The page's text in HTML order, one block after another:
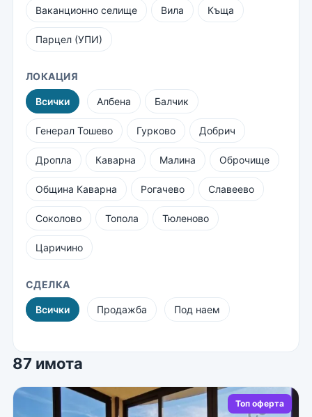
Ваканционно селище Вила Къща
Парцел (УПИ)
ЛОКАЦИЯ
Всички Албена Балчик
Генерал Тошево Гурково Добрич
Дропла Каварна Малина Оброчище
Община Каварна Рогачево Славеево
Соколово Топола Тюленово
Царичино
СДЕЛКА
Всички Продажба Под наем
87 имота
Топ оферта